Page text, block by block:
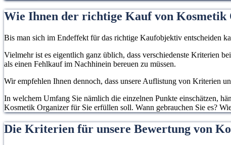
Wie Ihnen der richtige Kauf von Kosmetik
Bis man sich im Endeffekt für das richtige Kaufobjektiv entscheiden
Vielmehr ist es eigentlich ganz üblich, dass verschiedenste Kriterien
als einen Fehlkauf im Nachhinein bereuen zu müssen.
Wir empfehlen Ihnen dennoch, dass unsere Auflistung von Kriterien
In welchem Umfang Sie nämlich die einzelnen Punkte einschätzen,
Kosmetik Organizer für Sie erfüllen soll. Wann gebrauchen Sie es?
Die Kriterien für unsere Bewertung von